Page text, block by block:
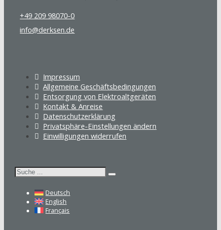
+49 209 98070-0
info@derksen.de
Impressum
Allgemeine Geschäftsbedingungen
Entsorgung von Elektroaltgeräten
Kontakt & Anreise
Datenschutzerklärung
Privatsphäre-Einstellungen ändern
Einwilligungen widerrufen
Suchen
Deutsch
English
Français